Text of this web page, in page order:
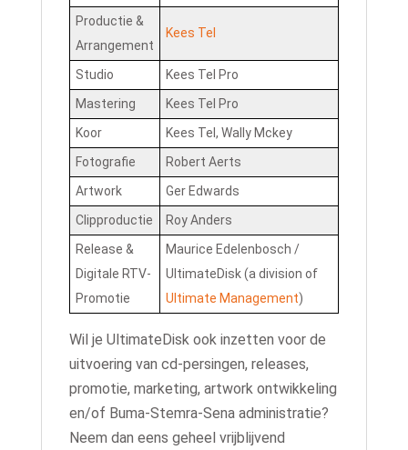
Productie &
Arrangement
Kees Tel
Studio
Kees Tel Pro
Mastering
Kees Tel Pro
Koor
Kees Tel, Wally Mckey
Fotografie
Robert Aerts
Artwork
Ger Edwards
Clipproductie
Roy Anders
Release &
Digitale RTV-
Promotie
Maurice Edelenbosch /
UltimateDisk (a division of
Ultimate Management)
Wil je UltimateDisk ook inzetten voor de
uitvoering van cd-persingen, releases,
promotie, marketing, artwork ontwikkeling
en/of Buma-Stemra-Sena administratie?
Neem dan eens geheel vrijblijvend